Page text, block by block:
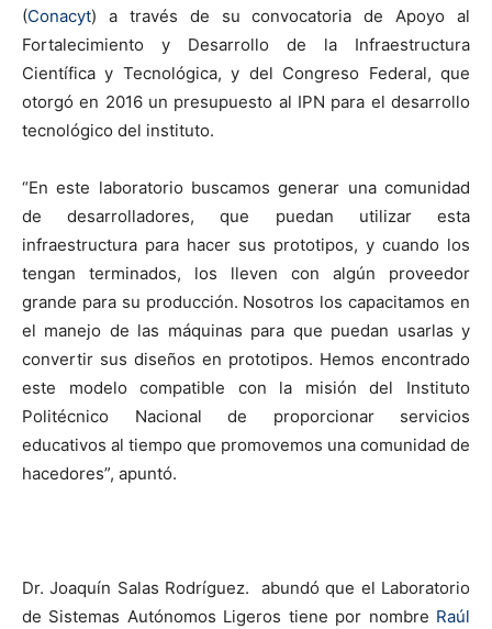
(Conacyt) a través de su convocatoria de Apoyo al
Fortalecimiento y Desarrollo de la Infraestructura
Científica y Tecnológica, y del Congreso Federal, que
otorgó en 2016 un presupuesto al IPN para el desarrollo
tecnológico del instituto.
“En este laboratorio buscamos generar una comunidad
de desarrolladores, que puedan utilizar esta
infraestructura para hacer sus prototipos, y cuando los
tengan terminados, los lleven con algún proveedor
grande para su producción. Nosotros los capacitamos en
el manejo de las máquinas para que puedan usarlas y
convertir sus diseños en prototipos. Hemos encontrado
este modelo compatible con la misión del Instituto
Politécnico Nacional de proporcionar servicios
educativos al tiempo que promovemos una comunidad de
hacedores”, apuntó.
Dr. Joaquín Salas Rodríguez.
abundó que el Laboratorio
de Sistemas Autónomos Ligeros tiene por nombre Raúl